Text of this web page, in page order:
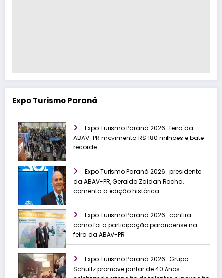
Expo Turismo Paraná
Expo Turismo Paraná 2026 : feira da
ABAV-PR movimenta R$ 180 milhões e bate
recorde
Expo Turismo Paraná 2026 : presidente
da ABAV-PR, Geraldo Zaidan Rocha,
comenta a edição histórica
Expo Turismo Paraná 2026 : confira
como foi a participação paranaense na
feira da ABAV-PR
Expo Turismo Paraná 2026 : Grupo
Schultz promove jantar de 40 Anos